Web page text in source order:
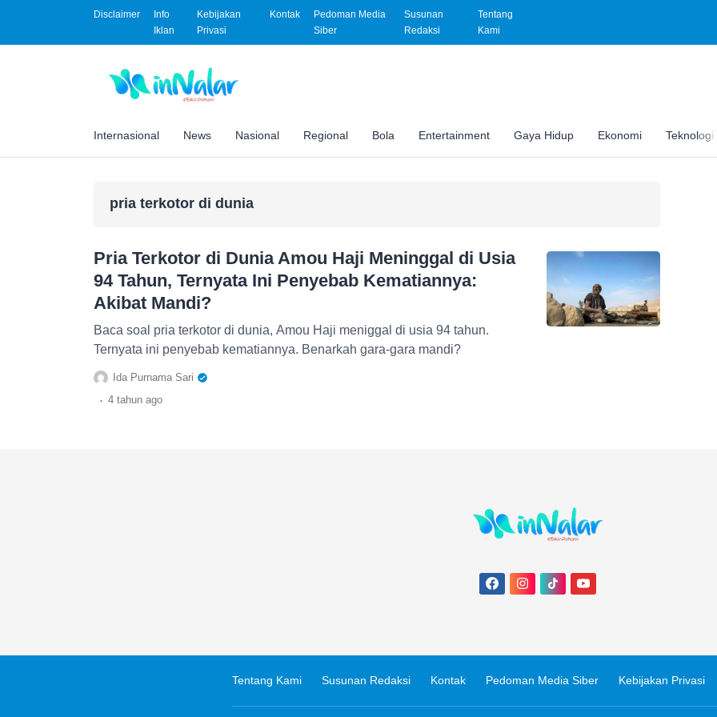
Disclaimer
Info
Iklan
Kebijakan
Privasi
Kontak
Pedoman Media
Siber
Susunan
Redaksi
Tentang
Kami
Internasional News Nasional Regional Bola Entertainment Gaya Hidup Ekonomi Teknologi
pria terkotor di dunia
Pria Terkotor di Dunia Amou Haji Meninggal di Usia
94 Tahun, Ternyata Ini Penyebab Kematiannya:
Akibat Mandi?
Baca soal pria terkotor di dunia, Amou Haji meniggal di usia 94 tahun.
Ternyata ini penyebab kematiannya. Benarkah gara-gara mandi?
Ida Purnama Sari
. 4 tahun ago
Tentang Kami Susunan Redaksi Kontak Pedoman Media Siber Kebijakan Privasi